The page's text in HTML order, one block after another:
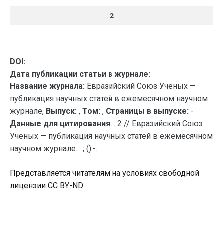
2
DOI:
Дата публикации статьи в журнале:
Название журнала: Евразийский Союз Ученых —
публикация научных статей в ежемесячном научном
журнале, Выпуск: , Том: , Страницы в выпуске: -
Данные для цитирования: . 2 // Евразийский Союз
Ученых — публикация научных статей в ежемесячном
научном журнале. . ; ():-.
Представляется читателям на условиях свободной
лицензии CC BY-ND